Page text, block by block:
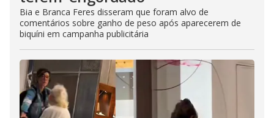
Bia e Branca Feres disseram que foram alvo de
comentários sobre ganho de peso após aparecerem de
biquíni em campanha publicitária